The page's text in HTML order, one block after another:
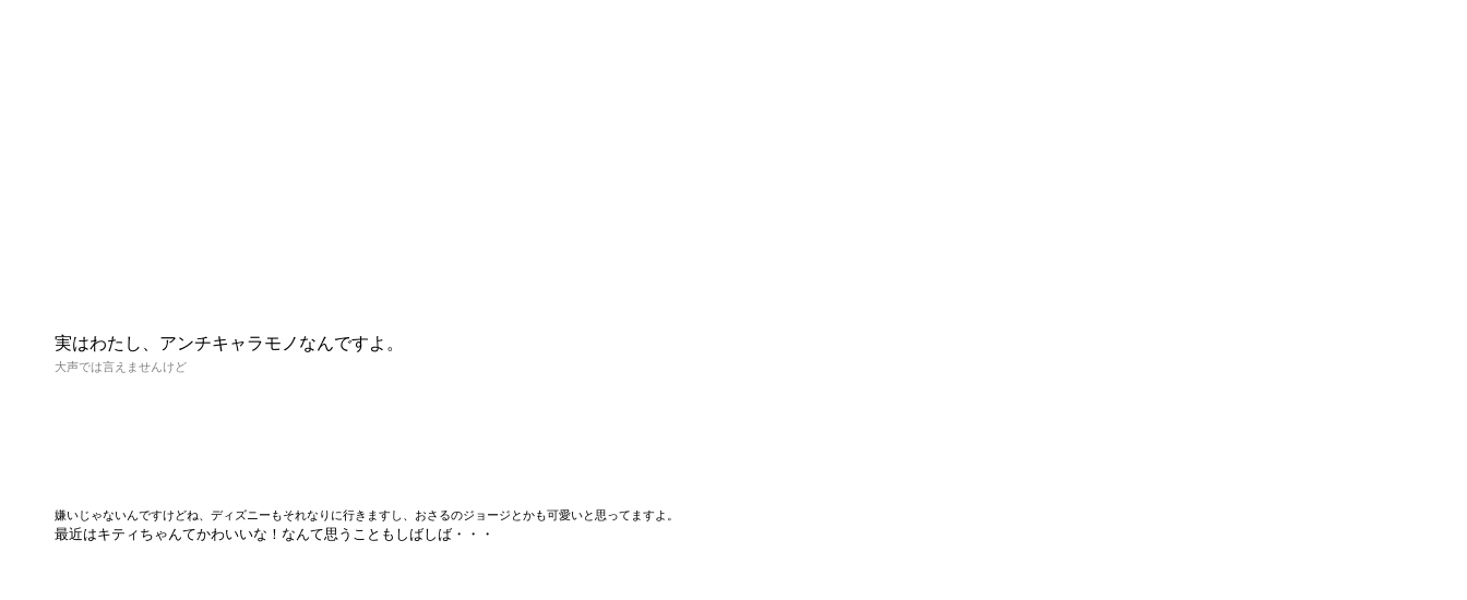
実はわたし、アンチキャラモノなんですよ。
大声では言えませんけど
嫌いじゃないんですけどね、ディズニーもそれなりに行きますし、おさるのジョージとかも可愛いと思ってますよ。
最近はキティちゃんてかわいいな！なんて思うこともしばしば・・・